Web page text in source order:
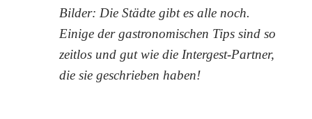
Bilder: Die Städte gibt es alle noch.
Einige der gastronomischen Tips sind so
zeitlos und gut wie die Intergest-Partner,
die sie geschrieben haben!